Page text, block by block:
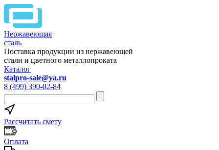
Нержавеющая
сталь
Поставка продукции из нержавеющей
стали и цветного металлопроката
Каталог
stalpro-sale@ya.ru
8 (499) 390-02-84
Рассчитать смету
Оплата